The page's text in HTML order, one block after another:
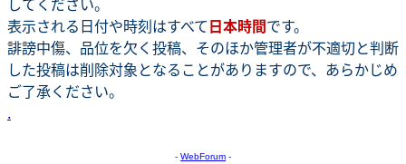
表示される日付や時刻はすべて日本時間です。
誹謗中傷、品位を欠く投稿、そのほか管理者が不適切と判断
した投稿は削除対象となることがありますので、あらかじめ
ご了承ください。
.
- WebForum -